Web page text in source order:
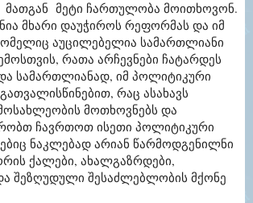
მათგან მეტი ჩართულობა მოითხოვონ.
მხარი დაუჭიროს რეფორმას და იმ
აუცილებელია სამართლიანი
რათა არჩევნები ჩატარდეს
სამართლიანად, იმ პოლიტიკური
რაც ასახავს
მოთხოვნებს და
ჩავრთოთ ისეთი პოლიტიკური
ნაკლებად არიან წარმოდგენილნი
ქალები, ახალგაზრდები,
შეზღუდული შესაძლებლობის მქონე